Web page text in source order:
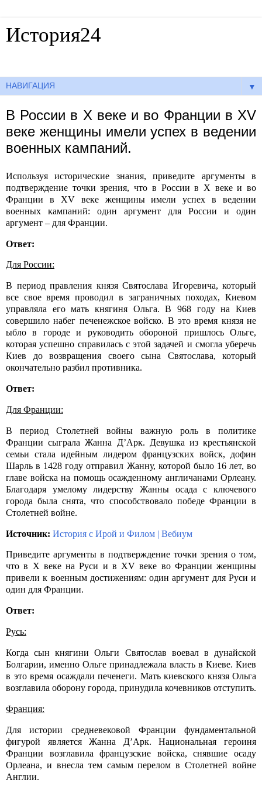
История24
▼
В России в X веке и во Франции в XV
веке женщины имели успех в ведении
военных кампаний.
Используя исторические знания, приведите аргументы в
подтверждение точки зрения, что в России в X веке и во
Франции в XVвеке женщины имели успех в ведении
военных кампаний: один аргумент для России и один
аргумент – для Франции.
Ответ:
Для России:
В период правления князя Святослава Игоревича, который
все свое время проводил в заграничных походах, Киевом
управляла его мать княгиня Ольга. В 968 году на Киев
совершило набег печенежское войско. В это время князя не
ыбло в городе и руководить обороной пришлось Ольге,
которая успешно справилась с этой задачей и смогла уберечь
Киев до возвращения своего сына Святослава, который
окончательно разбил противника.
Ответ:
Для Франции:
В период Столетней войны важную роль в политике
Франции сыграла Жанна Д’Арк. Девушка из крестьянской
семьи стала идейным лидером французских войск, дофин
Шарль в 1428 году отправил Жанну, которой было 16 лет, во
главе войска на помощь осажденному англичанами Орлеану.
Благодаря умелому лидерству Жанны осада с ключевого
города была снята, что способствовало победе Франции в
Столетней войне.
Источник: История с Ирой и Филом | Вебиум
Приведите аргументы в подтверждение точки зрения о том,
что в X веке на Руси и в XV веке во Франции женщины
привели к военным достижениям: один аргумент для Руси и
один для Франции.
Ответ:
Русь:
Когда сын княгини Ольги Святослав воевал в дунайской
Болгарии, именно Ольге принадлежала власть в Киеве. Киев
в это время осаждали печенеги. Мать киевского князя Ольга
возглавила оборону города, принудила кочевников отступить.
Франция:
Для истории средневековой Франции фундаментальной
фигурой является Жанна Д’Арк.
Национальная героиня
Франции возглавила французские войска, снявшие осаду
Орлеана, и внесла тем самым перелом в Столетней войне
Англии.